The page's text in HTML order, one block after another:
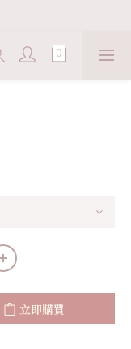
立即購買